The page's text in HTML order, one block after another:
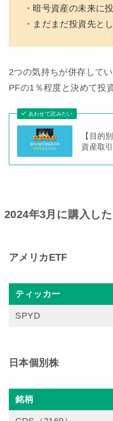
・暗号資産の未来に
・まだまだ投資先と
2つの気持ちが併存して
PFの1％程度と決めて投資
あわせて読みたい
【目的
資産取
2024年3月に購入し
アメリカETF
ティッカー
SPYD
日本個別株
銘柄